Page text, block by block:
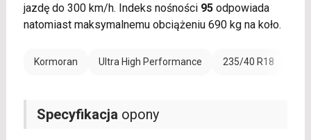
jazdę do 300 km/h. Indeks nośności 95odpowiada
natomiast maksymalnemu obciążeniu 690 kg na koło.
Kormoran Ultra High Performance 235/40 R18
Specyfikacja opony